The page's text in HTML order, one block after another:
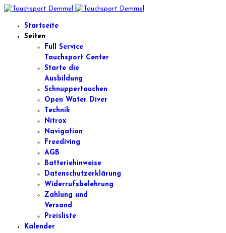
Startseite
Seiten
Full Service
Tauchsport Center
Starte die
Ausbildung
Schnuppertauchen
Open Water Diver
Technik
Nitrox
Navigation
Freediving
AGB
Batteriehinweise
Datenschutzerklärung
Widerrufsbelehrung
Zahlung und
Versand
Preisliste
Kalender